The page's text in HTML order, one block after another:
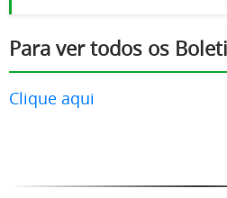
Para ver todos os
Clique aqui